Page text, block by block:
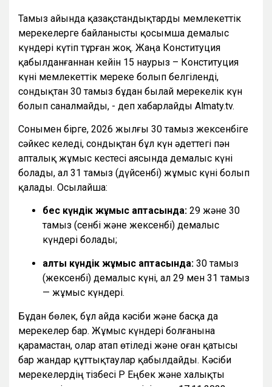
Тамыз айында қазақстандықтарды мемлекеттік
мерекелерге байланысты қосымша демалыс
күндері күтіп тұрған жоқ. Жаңа Конституция
қабылданғаннан кейін 15 наурыз – Конституция
күні мемлекеттік мереке болып белгіленді,
сондықтан 30 тамыз бұдан былай мерекелік күн
болып саналмайды, - деп хабарлайды Almaty.tv.
Сонымен бірге, 2026 жылғы 30 тамыз жексенбіге
сәйкес келеді, сондықтан бұл күн әдеттегі пән
апталық жұмыс кестесі аясында демалыс күні
болады, ал 31 тамыз (дүйсенбі) жұмыс күні болып
қалады. Осылайша:
бес күндік жұмыс аптасында: 29 және 30
тамыз (сенбі және жексенбі) демалыс
күндері болады;
алты күндік жұмыс аптасында: 30 тамыз
(жексенбі) демалыс күні, ал 29 мен 31 тамыз
— жұмыс күндері.
Бұдан бөлек, бұл айда кәсіби және басқа да
мерекелер бар. Жұмыс күндері болғанына
қарамастан, олар атап өтіледі және оған қатысы
бар жандар құттықтаулар қабылдайды. Кәсіби
мерекелердің тізбесі ҚР Еңбек және халықты